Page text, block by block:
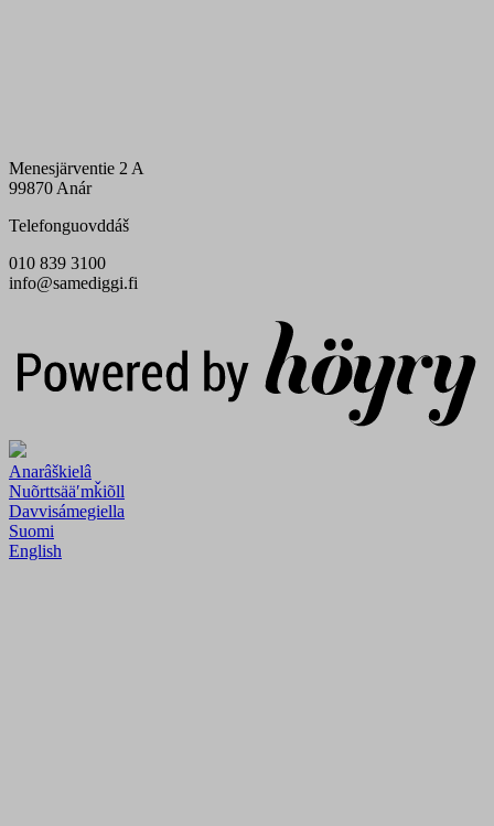
Menesjärventie 2 A
99870 Anár
Telefonguovddáš
010 839 3100
info@samediggi.fi
Anarâškielâ
Nuõrttsääʹmǩiõll
Davvisámegiella
Suomi
English